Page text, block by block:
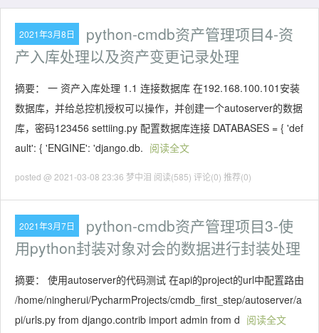
2021年3月8日
python-cmdb资产管理项目4-资
产入库处理以及资产变更记录处理
摘要： 一 资产入库处理 1.1 连接数据库 在192.168.100.101安装
数据库，并给总控机授权可以操作，并创建一个autoserver的数据
库，密码123456 settiing.py 配置数据库连接 DATABASES = { 'def
ault': { 'ENGINE': 'django.db. 阅读全文
posted @ 2021-03-08 23:36 梦中泪 阅读(585) 评论(0) 推荐(0)
2021年3月7日
python-cmdb资产管理项目3-使
用python封装对象对会的数据进行封装处理
摘要： 使用autoserver的代码测试 在api的project的url中配置路由
/home/ningherui/PycharmProjects/cmdb_first_step/autoserver/a
pi/urls.py from django.contrib import admin from d 阅读全文